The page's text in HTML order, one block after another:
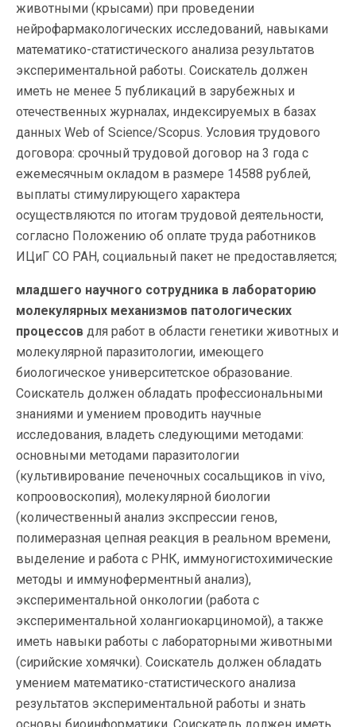
животными (крысами) при проведении
нейрофармакологических исследований, навыками
математико-статистического анализа результатов
экспериментальной работы. Соискатель должен
иметь не менее 5 публикаций в зарубежных и
отечественных журналах, индексируемых в базах
данных Web of Science/Scopus. Условия трудового
договора: срочный трудовой договор на 3 года с
ежемесячным окладом в размере 14588 рублей,
выплаты стимулирующего характера
осуществляются по итогам трудовой деятельности,
согласно Положению об оплате труда работников
ИЦиГ СО РАН, социальный пакет не предоставляется;
младшего научного сотрудника в лабораторию
молекулярных механизмов патологических
процессов для работ в области генетики животных и
молекулярной паразитологии, имеющего
биологическое университетское образование.
Соискатель должен обладать профессиональными
знаниями и умением проводить научные
исследования, владеть следующими методами:
основными методами паразитологии
(культивирование печеночных сосальщиков in vivo,
копроовоскопия), молекулярной биологии
(количественный анализ экспрессии генов,
полимеразная цепная реакция в реальном времени,
выделение и работа с РНК, иммуногистохимические
методы и иммуноферментный анализ),
экспериментальной онкологии (работа с
экспериментальной холангиокарциномой), а также
иметь навыки работы с лабораторными животными
(сирийские хомячки). Соискатель должен обладать
умением математико-статистического анализа
результатов экспериментальной работы и знать